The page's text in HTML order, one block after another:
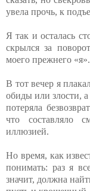
увела прочь, к
Я так и осталась
скрылся за
моего прежнего «я».
В тот вечер я
обиды или злости, а
потеряла
что составляло
иллюзией.
Но время, как
понимать: раз я
значит, должна